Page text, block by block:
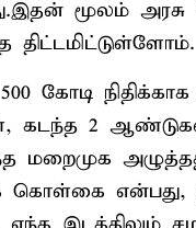
மூலம் அரசு
கோடி
கடந்த 2
மறைமுக
கொள்கை என்பது,